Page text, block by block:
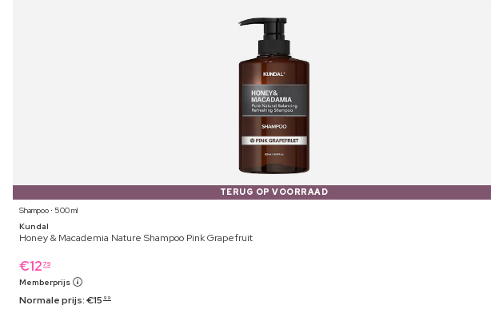
TERUG OP VOORRAAD
Shampoo ⋅ 500 ml
Kundal
Honey & Macademia Nature Shampoo Pink Grapefruit
€12 79
Memberprijs
Normale prijs:€15 99